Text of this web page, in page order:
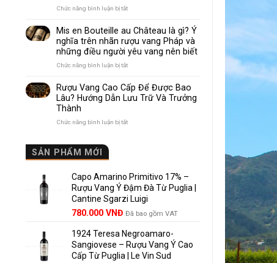
10
Điểm
So
Dễ
Cho
Người
Chức năng bình luận bị tắtở
Lalande
de
Pomerol:
nhau
và
chọn
đáng
giá?
Mis en Bouteille au Château là gì? Ý
nghĩa trên nhãn rượu vang Pháp và
những điều người yêu vang nên biết
Chức năng bình luận bị tắtở
en
Bouteille
au
rượu
vang
Pháp
và
những
yêu
vang
nên
Rượu Vang Cao Cấp Để Được Bao
Lâu? Hướng Dẫn Lưu Trữ Và Trưởng
Thành
Chức năng bình luận bị tắtở
Được
Bao
Lâu?
Hướng
Dẫn
Trữ
Và
Trưởng
Thành
SẢN PHẨM MỚI
Capo Amarino Primitivo 17% –
Rượu Vang Ý Đậm Đà Từ Puglia |
Cantine Sgarzi Luigi
Giá
là:
858.000 VNĐ.
780.000 VNĐGiá
tại
là:
780.000 VNĐ.
Đã bao gồm VAT
1924 Teresa Negroamaro-
Sangiovese – Rượu Vang Ý Cao
Cấp Từ Puglia | Le Vin Sud